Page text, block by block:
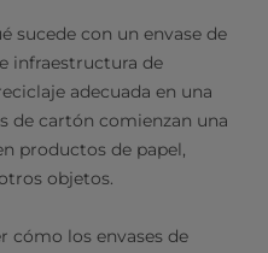
sucede con un envase de
infraestructura de
adecuada en una
de cartón comienzan una
productos de papel,
objetos.
cómo los envases de